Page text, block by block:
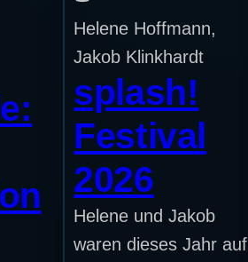
Helene Hoffmann,
Jakob Klinkhardt
splash!
Festival
2026
Helene und Jakob
waren dieses Jahr auf